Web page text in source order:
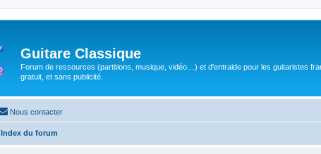
Guitare Classique
Forum de ressources (partitions, musique, vidéo…) et d'entraide pour les guitaristes
gratuit, et sans publicité.
Nous contacter
Index du forum